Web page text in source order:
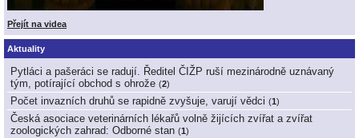
Přejít na videa
Aktuality
Pytláci a pašeráci se radují. Ředitel ČIŽP ruší mezinárodně uznávaný
tým, potírající obchod s ohrože (2)
Počet invazních druhů se rapidně zvyšuje, varují vědci (1 )
Česká asociace veterinárních lékařů volně žijících zvířat a zvířat
zoologických zahrad: Odborné stan (1 )